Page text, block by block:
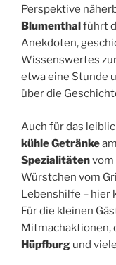
Perspektive
Blumenthalführt
Anekdoten,
Wissenswertes
etwa eine Stunde
über die
Auch für das
kühle Getränke
Spezialitätenvom
Würstchen vom
Lebenshilfe – hier
Für die kleinen
Mitmachaktionen,
Hüpfburg und